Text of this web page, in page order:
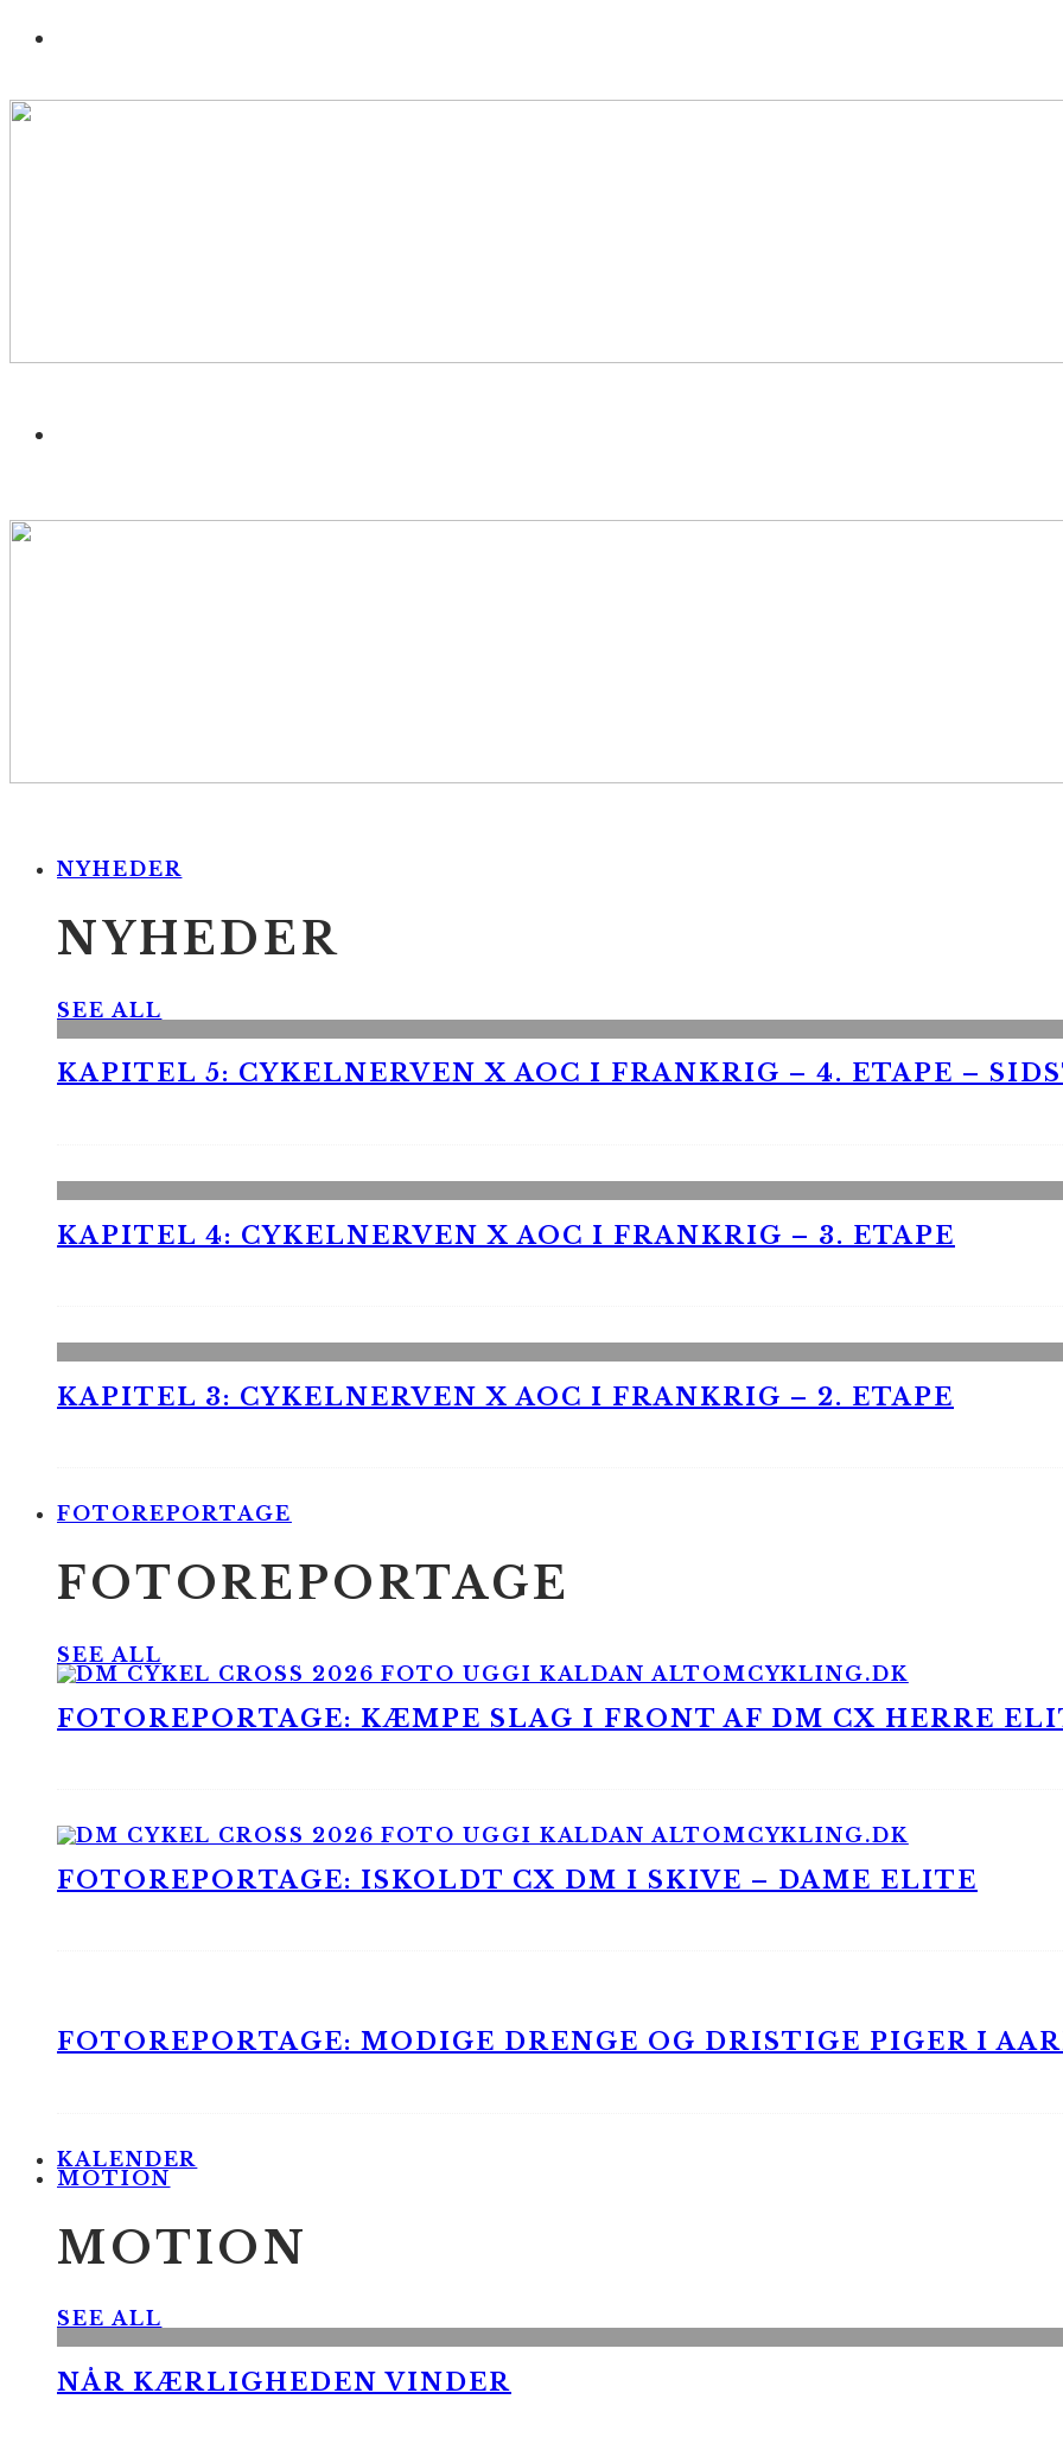
NYHEDER
NYHEDER
SEE ALL
KAPITEL 5: CYKELNERVEN X AOC I FRANKRIG – 4. ETAPE –
KAPITEL 4: CYKELNERVEN X AOC I FRANKRIG – 3. ETAPE
KAPITEL 3: CYKELNERVEN X AOC I FRANKRIG – 2. ETAPE
FOTOREPORTAGE
FOTOREPORTAGE
SEE ALL
FOTOREPORTAGE: KÆMPE SLAG I FRONT AF DM CX HERRE
FOTOREPORTAGE: ISKOLDT CX DM I SKIVE – DAME ELITE
FOTOREPORTAGE: MODIGE DRENGE OG DRISTIGE PIGER I
KALENDER
MOTION
MOTION
SEE ALL
NÅR KÆRLIGHEDEN VINDER